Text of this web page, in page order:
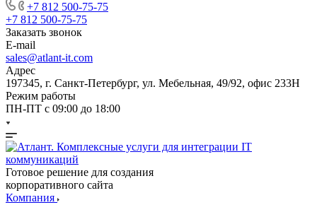
+7 812 500-75-75
+7 812 500-75-75
Заказать звонок
E-mail
sales@atlant-it.com
Адрес
197345, г. Санкт-Петербург, ул. Мебельная, 49/92, офис 233Н
Режим работы
ПН-ПТ с 09:00 до 18:00
Готовое решение для создания
корпоративного сайта
Компания